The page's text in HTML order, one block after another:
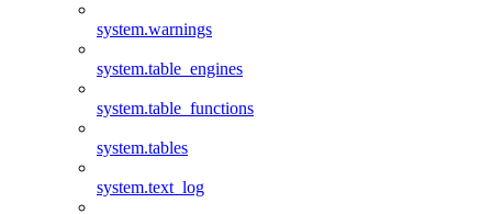
system.warnings
system.table_engines
system.table_functions
system.tables
system.text_log